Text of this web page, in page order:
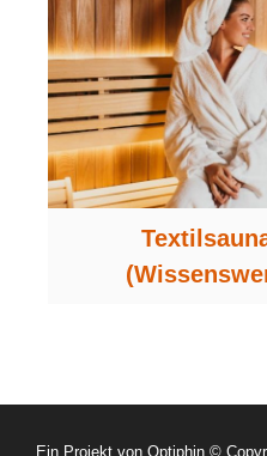
Ein Projekt von Optiphin ©